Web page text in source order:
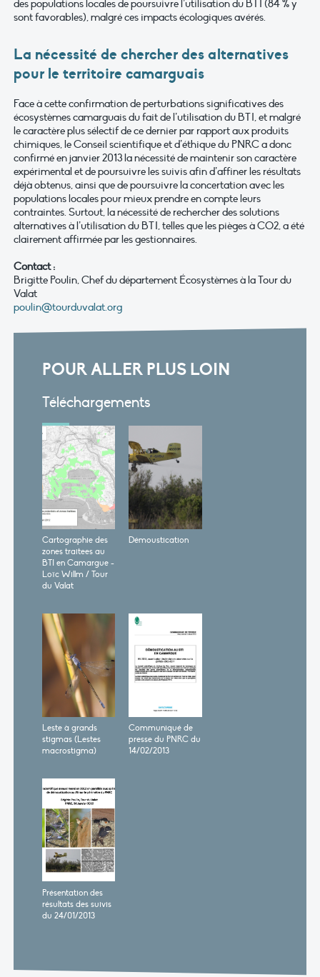
des populations locales de poursuivre l’utilisation du BTI (84 % y
sont favorables), malgré ces impacts écologiques avérés.
La nécessité de chercher des alternatives
pour le territoire camarguais
Face à cette confirmation de perturbations significatives des
écosystèmes camarguais du fait de l’utilisation du BTI, et malgré
le caractère plus sélectif de ce dernier par rapport aux produits
chimiques, le Conseil scientifique et d’éthique du PNRC a donc
confirmé en janvier 2013 la nécessité de maintenir son caractère
expérimental et de poursuivre les suivis afin d’affiner les résultats
déjà obtenus, ainsi que de poursuivre la concertation avec les
populations locales pour mieux prendre en compte leurs
contraintes. Surtout, la nécessité de rechercher des solutions
alternatives à l’utilisation du BTI, telles que les pièges à CO2, a été
clairement affirmée par les gestionnaires.
Contact :
Brigitte Poulin, Chef du département Écosystèmes à la Tour du
Valat
poulin@tourduvalat.org
POUR ALLER PLUS LOIN
Téléchargements
Cartographie des
zones traitees au
BTI en Camargue -
Loïc Willm / Tour
du Valat
Démoustication
Leste à grands
stigmas (Lestes
macrostigma)
Communiqué de
presse du PNRC du
14/02/2013
Présentation des
résultats des suivis
du 24/01/2013